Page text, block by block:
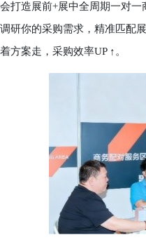
会打造展前+展中全周期一对
调研你的采购需求，精准匹配
着方案走，采购效率UP ↑。